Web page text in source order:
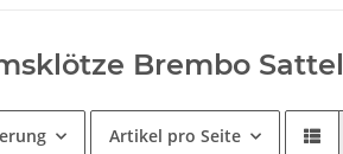
Brembo Sattel
Artikel pro Seite